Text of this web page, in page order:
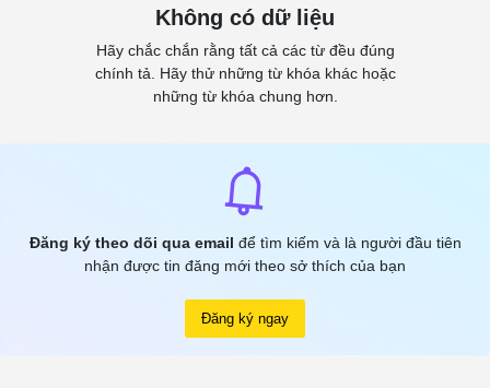
Không có dữ liệu
Hãy chắc chắn rằng tất cả các từ đều đúng
chính tả. Hãy thử những từ khóa khác hoặc
những từ khóa chung hơn.
Đăng ký theo dõi qua email để tìm kiếm và là người đầu tiên
nhận được tin đăng mới theo sở thích của bạn
Đăng ký ngay